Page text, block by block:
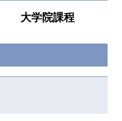
大学院課程